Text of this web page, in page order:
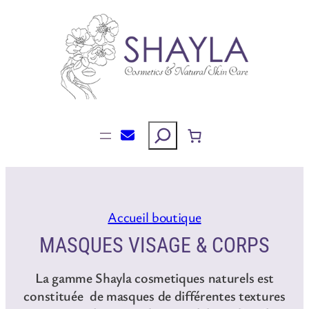
Rechercher
Accueil boutique
MASQUES VISAGE & CORPS
La gamme Shayla cosmetiques naturels est
constituée de masques de différentes textures